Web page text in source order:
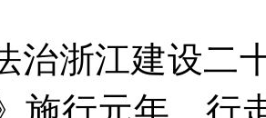
治浙江建设二